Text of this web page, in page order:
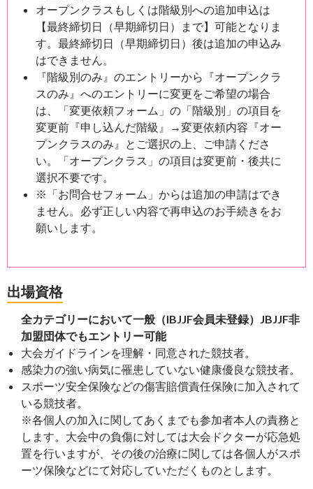
オープンクラスもしくは階級別への追加申込は
【最終締切日（早期締切日）まで】可能となりま
す。最終締切日（早期締切日）後は追加の申込み
はできません。
『階級別のみ』のエントリーから『オープンクラ
スのみ』へのエントリーに変更をご希望の場合
は、「変更依頼フォーム」の「階級別」の項目を
変更前『申し込んだ階級』→変更依頼内容『オー
プンクラスのみ』とご選択の上、ご申請くださ
い。「オープンクラス」の項目は変更前・後共に
選択不要です。
※「お問合せフォーム」からは追加の申請はでき
ません。必ず正しい内容で再申込のお手続きをお
願いします。
出場資格
全カテゴリーにおいて一般（IBJJF会員未登録）JBJJF非
加盟団体でもエントリー可能
大会ガイドラインを理解・同意された競技者。
感染力の強い病気に罹患していない健康優良な競技者。
スポーツ安全保険などの傷害賠償責任保険に加入されて
いる競技者。
※各個人の加入に関してあくまでも参加者本人の責務と
します。大会中の負傷に対しては大会ドクターが応急処
置を行いますが、その後の治療に関しては各個人がスポ
ーツ保険などにて対応していただくものとします。